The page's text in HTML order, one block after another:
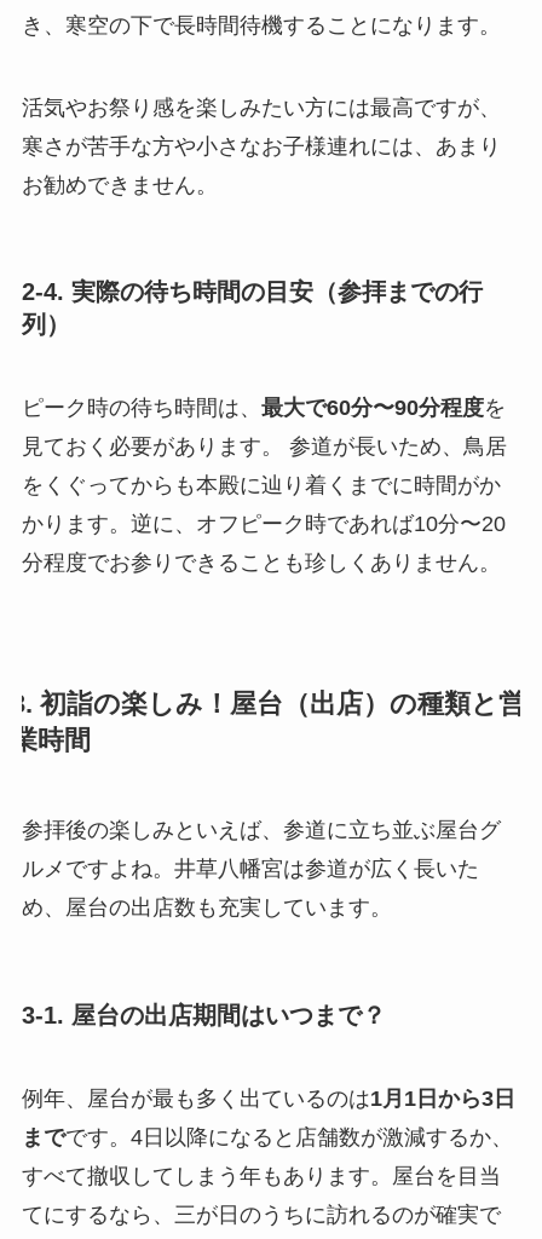
き、寒空の下で長時間待機することになります。
活気やお祭り感を楽しみたい方には最高ですが、
寒さが苦手な方や小さなお子様連れには、あまり
お勧めできません。
2-4. 実際の待ち時間の目安（参拝までの行
列）
ピーク時の待ち時間は、 最大で60分〜90分程度を
見ておく必要があります。 参道が長いため、鳥居
をくぐってからも本殿に辿り着くまでに時間がか
かります。逆に、オフピーク時であれば10分〜20
分程度でお参りできることも珍しくありません。
3. 初詣の楽しみ！屋台（出店）の種類と営
業時間
参拝後の楽しみといえば、参道に立ち並ぶ屋台グ
ルメですよね。井草八幡宮は参道が広く長いた
め、屋台の出店数も充実しています。
3-1. 屋台の出店期間はいつまで？
例年、屋台が最も多く出ているのは1月1日から3日
までです。4日以降になると店舗数が激減するか、
すべて撤収してしまう年もあります。屋台を目当
てにするなら、三が日のうちに訪れるのが確実で